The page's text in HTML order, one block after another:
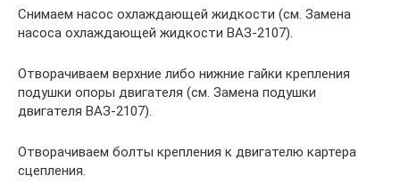
Снимаем насос охлаждающей жидкости (см. Замена
насоса охлаждающей жидкости ВАЗ-2107).
Отворачиваем верхние либо нижние гайки крепления
подушки опоры двигателя (см. Замена подушки
двигателя ВАЗ-2107).
Отворачиваем болты крепления к двигателю картера
сцепления.